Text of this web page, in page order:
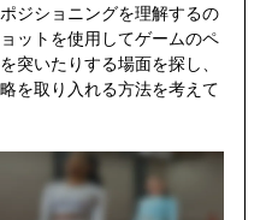
ジショニングを理解するの
ットを使用してゲームのペ
突いたりする場面を探し、
を取り入れる方法を考えて